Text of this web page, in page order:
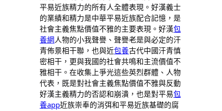
平易近族精力的所有人全體表現。好漢義士
的業績和精力是中華平易近族配合記憶，是
社會主義焦點價值不雅的主要表現。好漢包
養網人物的小我聲譽、聲譽老是與必定的汗
青佈景相干聯，也與近包養古代中國汗青慎
密相干，更與我國的社會共鳴和主流價值不
雅相干。在收集上爭光這些英烈群體、人物
代表，既是對社會主義焦點價值不雅與反動
好漢主義精力的否認和崩潰，也是對平易包
養app近族崇奉的消弭和平易近族基礎的腐